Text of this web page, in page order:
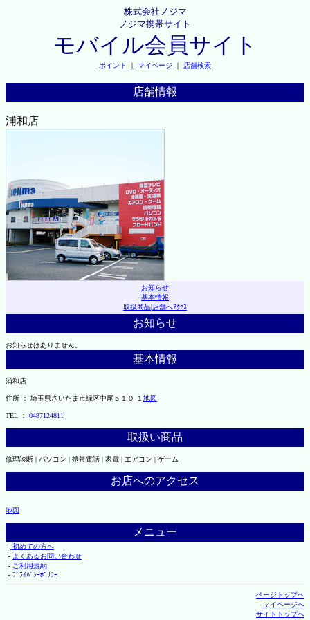
株式会社ノジマ
ノジマ携帯サイト
モバイル会員サイト
ポイント ｜ マイページ ｜ 店舗検索
店舗情報
浦和店
お知らせ
基本情報
取扱商品|店舗へｱｸｾｽ
お知らせ
お知らせはありません。
基本情報
浦和店
住所 ： 埼玉県さいたま市緑区中尾５１０-１ 地図
TEL ： 0487124811
取扱い商品
修理診断 | パソコン | 携帯電話 | 家電 | エアコン | ゲーム
お店へのアクセス
地図
メニュー
├初めての方へ
├ よくあるお問い合わせ
├ご利用規約
└ﾌﾟﾗｲﾊﾞｼｰﾎﾟﾘｼｰ
ページトップへ
マイページへ
サイトトップへ